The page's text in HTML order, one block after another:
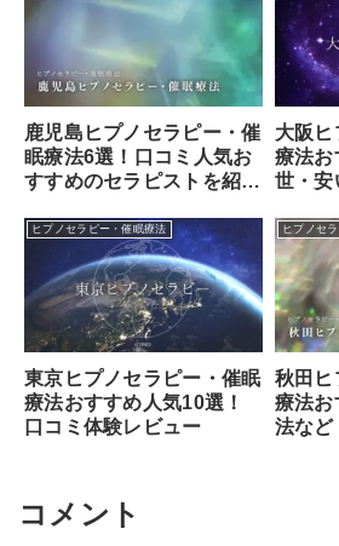
鹿児島ヒプノセラピー・催
眠療法6選！口コミ人気お
すすめのセラピストを紹
大阪
療法お
世・安
ヒプノセラピー・催眠療法
東京ヒプノセラピー・催眠
療法おすすめ人気10選！
口コミ体験レビュー
ヒプノセ
秋田ヒ
療法お
法など
コメント